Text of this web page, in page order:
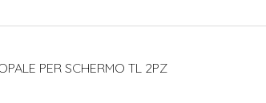
PER SCHERMO TL 2PZ